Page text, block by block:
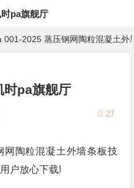
pa旗舰厅
001-2025 蒸压钢网陶粒混凝土外
pa旗舰厅
27
网陶粒混凝土外墙条板技
户放心下载!